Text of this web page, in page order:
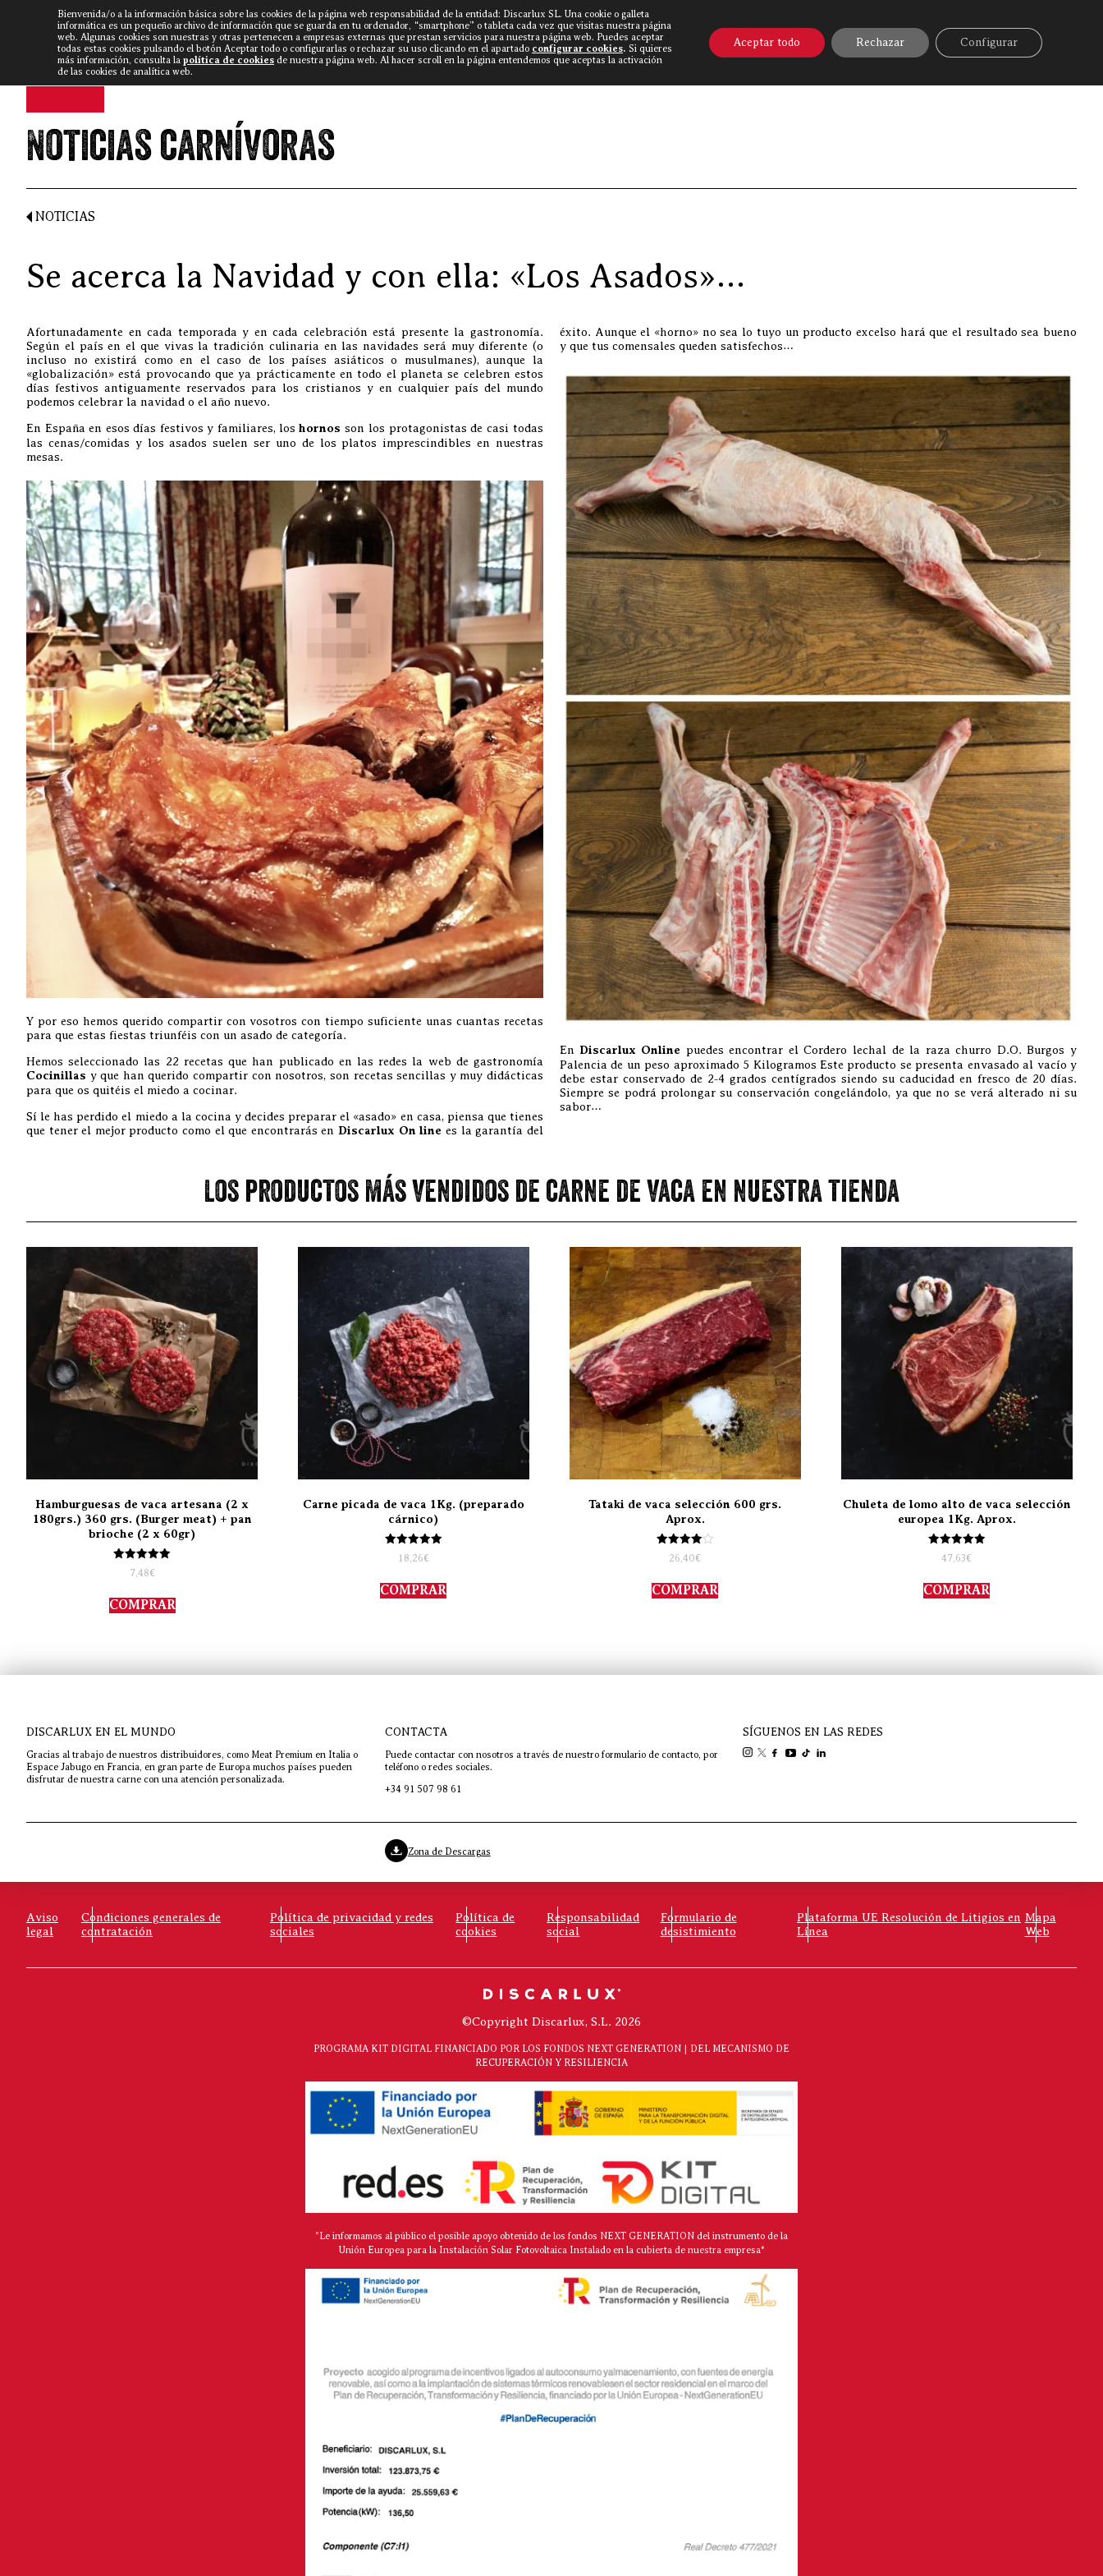
DISCARLUX▼ NOTICIAS VÍDEOS FISTERRA BOVINE WORLD▼ CONTACTO
Noticias carnívoras
NOTICIAS
Se acerca la Navidad y con ella: «Los Asados»…
Afortunadamente en cada temporada y en cada celebración está presente la gastronomía.
Según el país en el que vivas la tradición culinaria en las navidades será muy diferente (o
incluso no existirá como en el caso de los países asiáticos o musulmanes), aunque la
«globalización» está provocando que ya prácticamente en todo el planeta se celebren estos
días festivos antiguamente reservados para los cristianos y en cualquier país del mundo
podemos celebrar la navidad o el año nuevo.
En España en esos días festivos y familiares, los hornos son los protagonistas de casi todas
las cenas/comidas y los asados suelen ser uno de los platos imprescindibles en nuestras
mesas.
Y por eso hemos querido compartir con vosotros con tiempo suficiente unas cuantas recetas
para que estas fiestas triunféis con un asado de categoría.
Hemos seleccionado las 22 recetas que han publicado en las redes la web de gastronomía
Cocinillas y que han querido compartir con nosotros, son recetas sencillas y muy didácticas
para que os quitéis el miedo a cocinar.
Sí le has perdido el miedo a la cocina y decides preparar el «asado» en casa, piensa que tienes
que tener el mejor producto como el que encontrarás en Discarlux On line es la garantía del
éxito. Aunque el «horno» no sea lo tuyo un producto excelso hará que el resultado sea bueno
y que tus comensales queden satisfechos…
En Discarlux Online puedes encontrar el Cordero lechal de la raza churro D.O. Burgos y
Palencia de un peso aproximado 5 Kilogramos Este producto se presenta envasado al vacío y
debe estar conservado de 2-4 grados centígrados siendo su caducidad en fresco de 20 días.
Siempre se podrá prolongar su conservación congelándolo, ya que no se verá alterado ni su
sabor…
Los productos más vendidos de carne de vaca en nuestra tienda
Hamburguesas de vaca artesana (2 x
180grs.) 360 grs. (Burger meat) + pan
brioche (2 x 60gr)
Valorado
con
de 5
7,48€
COMPRAR
Carne picada de vaca 1Kg. (preparado
cárnico)
Valorado
con
de 5
18,26€
COMPRAR
Tataki de vaca selección 600 grs.
Aprox.
Valorado
con
de 5
26,40€
COMPRAR
Chuleta de lomo alto de vaca selección
europea 1Kg. Aprox.
Valorado
con
de 5
47,63€
COMPRAR
DISCARLUX EN EL MUNDO
Gracias al trabajo de nuestros distribuidores, como Meat Premium en Italia o
Espace Jabugo en Francia, en gran parte de Europa muchos países pueden
disfrutar de nuestra carne con una atención personalizada.
CONTACTA
Puede contactar con nosotros a través de nuestro formulario de contacto, por
teléfono o redes sociales.
+34 91 507 98 61
SÍGUENOS EN LAS REDES
Zona de Descargas
Aviso
legal
Condiciones generales de
contratación
Política de privacidad y redes
sociales
Política de
cookies
Responsabilidad
social
Formulario de
desistimiento
Plataforma UE Resolución de Litigios en
Línea
Mapa
Web
©Copyright Discarlux, S.L. 2026
PROGRAMA KIT DIGITAL FINANCIADO POR LOS FONDOS NEXT GENERATION | DEL MECANISMO DE
RECUPERACIÓN Y RESILIENCIA
"Le informamos al público el posible apoyo obtenido de los fondos NEXT GENERATION del instrumento de la
Unión Europea para la Instalación Solar Fotovoltaica Instalado en la cubierta de nuestra empresa*
Bienvenida/o a la información básica sobre las cookies de la página web responsabilidad de la entidad: Discarlux SL. Una cookie o galleta
informática es un pequeño archivo de información que se guarda en tu ordenador, “smartphone” o tableta cada vez que visitas nuestra página
web. Algunas cookies son nuestras y otras pertenecen a empresas externas que prestan servicios para nuestra página web. Puedes aceptar
todas estas cookies pulsando el botón Aceptar todo o configurarlas o rechazar su uso clicando en el apartado configurar cookies. Si quieres
más información, consulta la política de cookies de nuestra página web. Al hacer scroll en la página entendemos que aceptas la activación
de las cookies de analítica web.
Aceptar todo Rechazar Configurar